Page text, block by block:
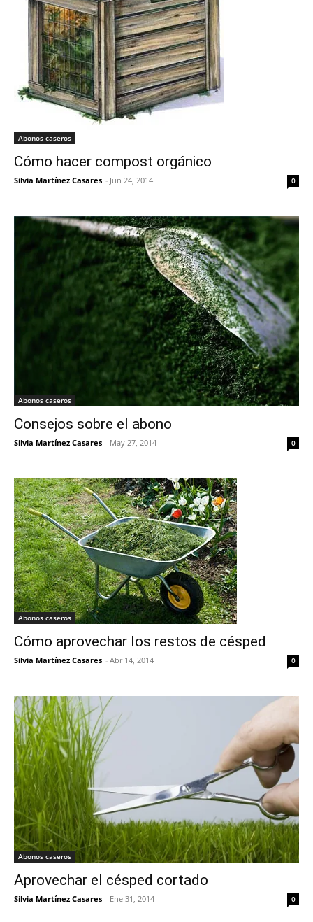
Abonos caseros
Cómo hacer compost orgánico
Silvia Martínez Casares - Jun 24, 2014 0
Abonos caseros
Consejos sobre el abono
Silvia Martínez Casares - May 27, 2014 0
Abonos caseros
Cómo aprovechar los restos de césped
Silvia Martínez Casares - Abr 14, 2014 0
Abonos caseros
Aprovechar el césped cortado
Silvia Martínez Casares - Ene 31, 2014 0